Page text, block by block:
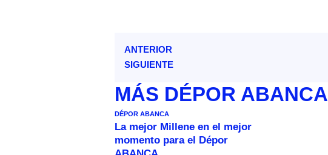
ANTERIOR
SIGUIENTE
MÁS DÉPOR ABANCA
DÉPOR ABANCA
La mejor Millene en el mejor
momento para el Dépor